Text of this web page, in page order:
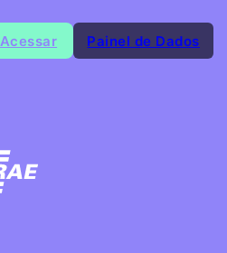
Acessar Painel de Dados